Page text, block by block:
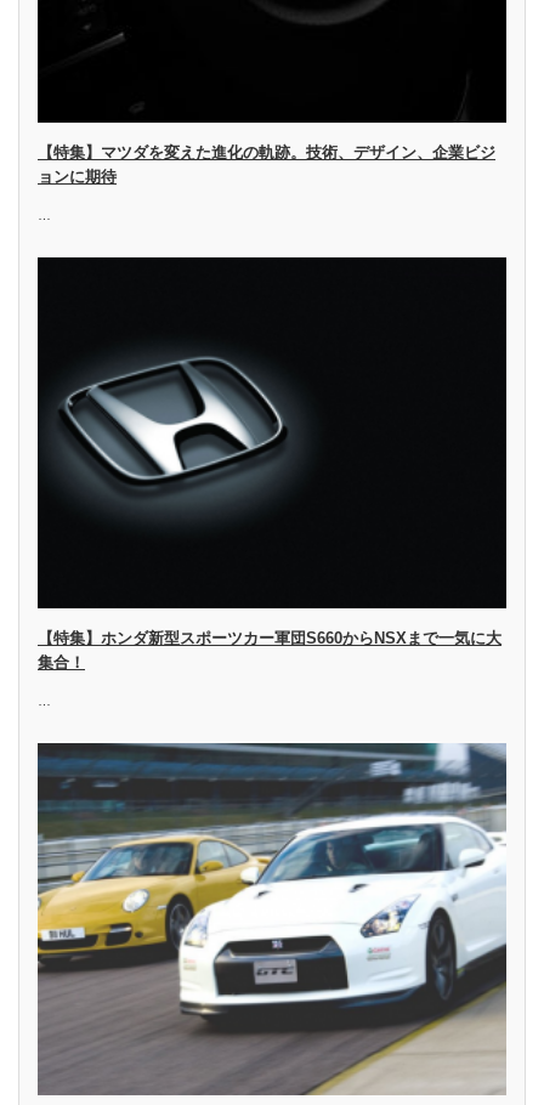
【特集】マツダを変えた進化の軌跡。技術、デザイン、企業ビジ
ョンに期待
【特集】ホンダ新型スポーツカー軍団S660からNSXまで一気に大
集合！
…